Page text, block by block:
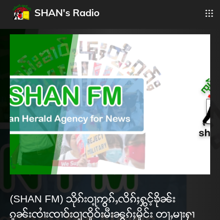
SHAN's Radio
(SHAN FM) သိုၵ်းဝႃ့ဢွၵ်ႇလိၵ်ႈႁွင့်ၶိုၼ်း
ၵူၼ်းၸၢႆးၸၢဝ်းဝႃ့ၸိူဝ်းမီးၼွၵ်ႈမိူင်း တႃႇမႃးႁၢ